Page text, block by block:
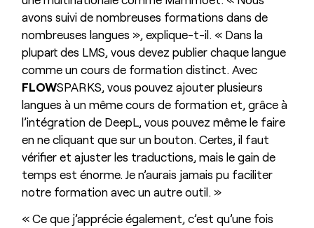
avons suivi de nombreuses formations dans de
nombreuses langues », explique-t-il. « Dans la
plupart des LMS, vous devez publier chaque langue
comme un cours de formation distinct. Avec
FLOWSPARKS, vous pouvez ajouter plusieurs
langues à un même cours de formation et, grâce à
l’intégration de DeepL, vous pouvez même le faire
en ne cliquant que sur un bouton. Certes, il faut
vérifier et ajuster les traductions, mais le gain de
temps est énorme. Je n’aurais jamais pu faciliter
notre formation avec un autre outil. »
« Ce que j’apprécie également, c’est qu’une fois